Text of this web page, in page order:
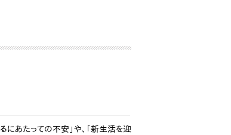
あたっての不安」や、「新生活を迎